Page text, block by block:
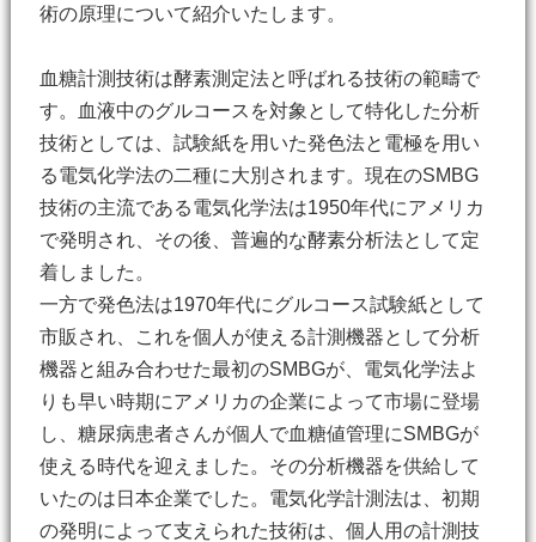
術の原理について紹介いたします。
血糖計測技術は酵素測定法と呼ばれる技術の範疇で
す。血液中のグルコースを対象として特化した分析
技術としては、試験紙を用いた発色法と電極を用い
る電気化学法の二種に大別されます。現在のSMBG
技術の主流である電気化学法は1950年代にアメリカ
で発明され、その後、普遍的な酵素分析法として定
着しました。
一方で発色法は1970年代にグルコース試験紙として
市販され、これを個人が使える計測機器として分析
機器と組み合わせた最初のSMBGが、電気化学法よ
りも早い時期にアメリカの企業によって市場に登場
し、糖尿病患者さんが個人で血糖値管理にSMBGが
使える時代を迎えました。その分析機器を供給して
いたのは日本企業でした。電気化学計測法は、初期
の発明によって支えられた技術は、個人用の計測技